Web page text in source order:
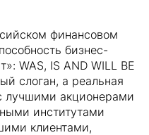
финансовом
бизнес-
WAS, IS AND WILL BE
слоган, а реальная
лучшими акционерами
институтами
клиентами,